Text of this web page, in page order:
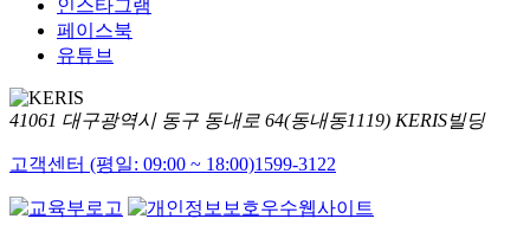
인스타그램
페이스북
유튜브
41061 대구광역시 동구 동내로 64(동내동1119) KERIS빌딩
고객센터 (평일: 09:00 ~ 18:00)1599-3122